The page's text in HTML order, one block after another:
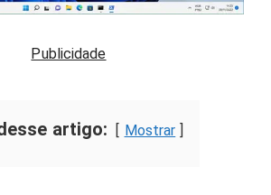
Publicidade
artigo: Mostrar